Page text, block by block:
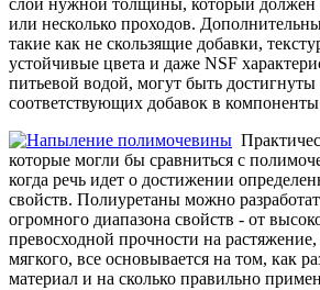
слой нужной толщины, который должен
или несколько проходов.
такие как не скользящие добавки,
устойчивые цвета и даже NSF
питьевой водой, могут быть
соответствующих добавок в
которые могли бы сравниться с
когда речь идет о достижении
свойств. Полиуретаны можно
огромного диапазона свойств - от
превосходной прочности на растяжение,
мягкого, все основывается на том, как
материал и на сколько правильно